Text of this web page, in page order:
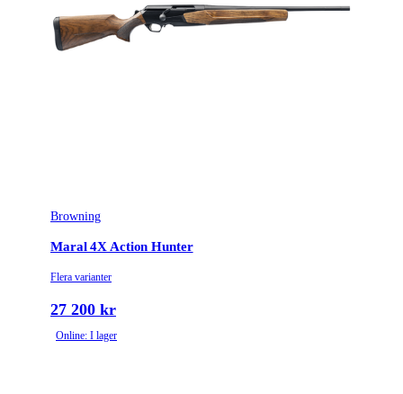
Browning
Maral 4X Action Hunter
Flera varianter
27 200 kr
Online: I lager